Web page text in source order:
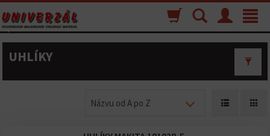
Toggle
Menu
Vyhľadávanie
Nákupný
košík
UHLÍKY
Názvu od A po Z